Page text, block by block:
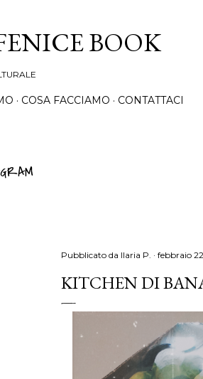
BOOK
COSA FACCIAMO CONTATTACI
Pubblicato da Ilaria P. febbraio
KITCHEN DI